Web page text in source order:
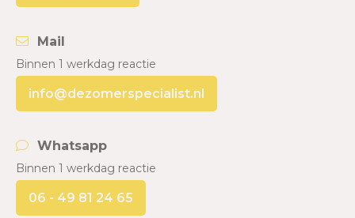
Mail
Binnen 1 werkdag reactie
info@dezomerspecialist.nl
Whatsapp
Binnen 1 werkdag reactie
06 - 49 81 24 65